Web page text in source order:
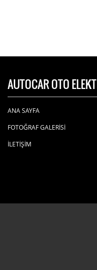
AUTOCAR OTO
ANA SAYFA
FOTOĞRAF GALERİSİ
İLETİŞİM